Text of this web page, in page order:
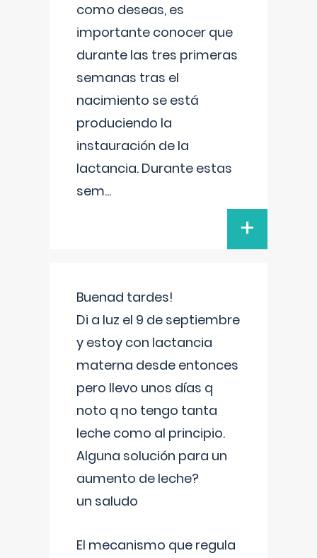
como deseas, es
importante conocer que
durante las tres primeras
semanas tras el
nacimiento se está
produciendo la
instauración de la
lactancia. Durante estas
sem...
+
Buenad tardes!
Di a luz el 9 de septiembre
y estoy con lactancia
materna desde entonces
pero llevo unos días q
noto q no tengo tanta
leche como al principio.
Alguna solución para un
aumento de leche?
un saludo
El mecanismo que regula